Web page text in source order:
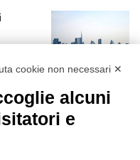
a
e
:
cookie non necessari ✕
alcuni
e